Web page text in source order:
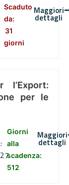
Scaduto
da:
31
giorni
Maggiori
dettagli
l’Export:
per le
:
Giorni
alla
scadenza:
512
Maggiori
dettagli